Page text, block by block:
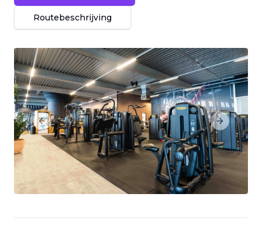
Routebeschrijving
Previous slide Next slide